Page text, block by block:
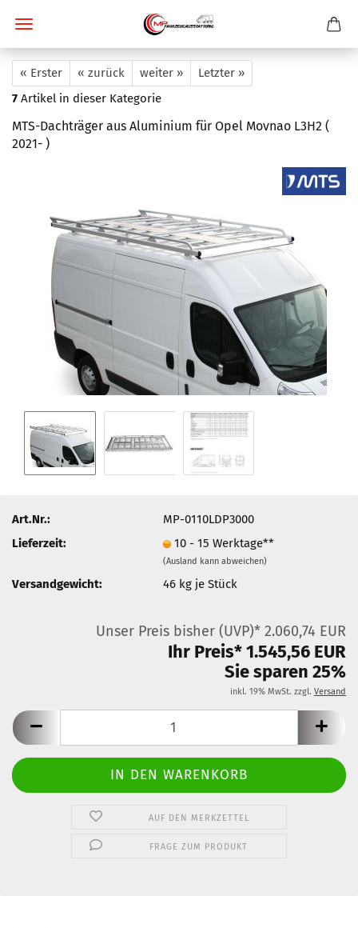
« Erster « zurück weiter »
Letzter »
7 Artikel in dieser Kategorie
MTS-Dachträger aus Aluminium für Opel Movnao L3H2 (
2021- )
Art.Nr.:
MP-0110LDP3000
Lieferzeit:
10 - 15 Werktage**
(Ausland kann abweichen)
Versandgewicht: 46 kg je Stück
Unser Preis bisher (UVP)* 2.060,74 EUR
Ihr Preis* 1.545,56 EUR
Sie sparen 25%
inkl. 19% MwSt. zzgl. Versand
AUF DEN MERKZETTEL
FRAGE ZUM PRODUKT